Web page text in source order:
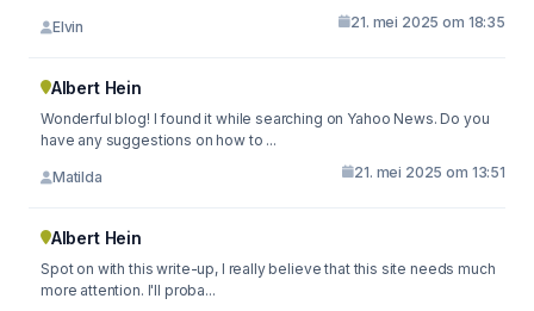
Elvin 21. mei 2025 om 18:35
Albert Hein
Wonderful blog! I found it while searching on Yahoo News. Do you
have any suggestions on how to ...
Matilda 21. mei 2025 om 13:51
Albert Hein
Spot on with this write-up, I really believe that this site needs much
more attention. I'll proba...